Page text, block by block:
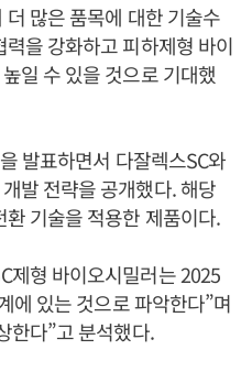
많은 품목에 대한 기술수
을 강화하고 피하제형 바이
일 수 있을 것으로 기대했
발표하면서 다잘렉스SC와
발 전략을 공개했다. 해당
기술을 적용한 제품이다.
제형 바이오시밀러는 2025
에 있는 것으로 파악한다”며
한다”고 분석했다.